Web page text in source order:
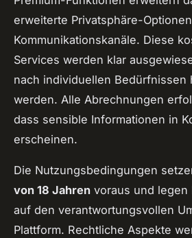
erweiterte Privatsphäre-
Kommunikationskanäle. Diese
Services werden klar
nach individuellen Bedürfnissen
werden. Alle Abrechnungen
dass sensible Informationen in
erscheinen.
Die Nutzungsbedingungen
von 18 Jahren voraus und legen
auf den verantwortungsvollen
Plattform. Rechtliche Aspekte